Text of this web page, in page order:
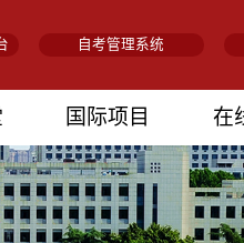
自考管理系统
国际项目 在